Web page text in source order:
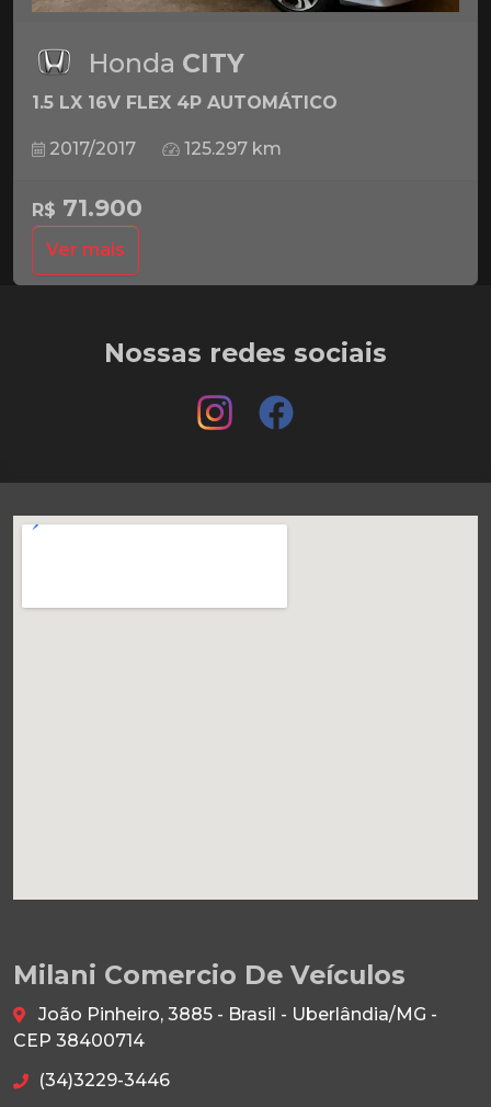
Honda CITY
1.5 LX 16V FLEX 4P AUTOMÁTICO
2017/2017 125.297 km
R$ 71.900
Ver mais
Nossas redes sociais
Milani Comercio De Veículos
João Pinheiro, 3885 - Brasil - Uberlândia/MG -
CEP 38400714
(34)3229-3446